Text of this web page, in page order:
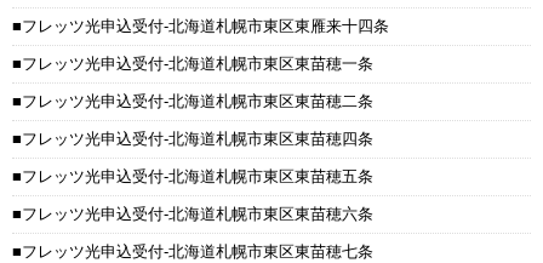
フレッツ光申込受付-北海道札幌市東区東雁来十四条
フレッツ光申込受付-北海道札幌市東区東苗穂一条
フレッツ光申込受付-北海道札幌市東区東苗穂二条
フレッツ光申込受付-北海道札幌市東区東苗穂四条
フレッツ光申込受付-北海道札幌市東区東苗穂五条
フレッツ光申込受付-北海道札幌市東区東苗穂六条
フレッツ光申込受付-北海道札幌市東区東苗穂七条